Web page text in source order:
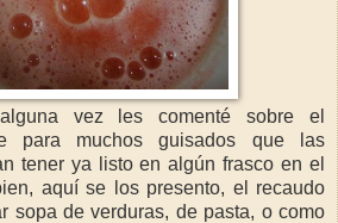
vez les comenté sobre el
para muchos guisados que las
tener ya listo en algún frasco en el
aquí se los presento, el recaudo
sopa de verduras, de pasta, o como